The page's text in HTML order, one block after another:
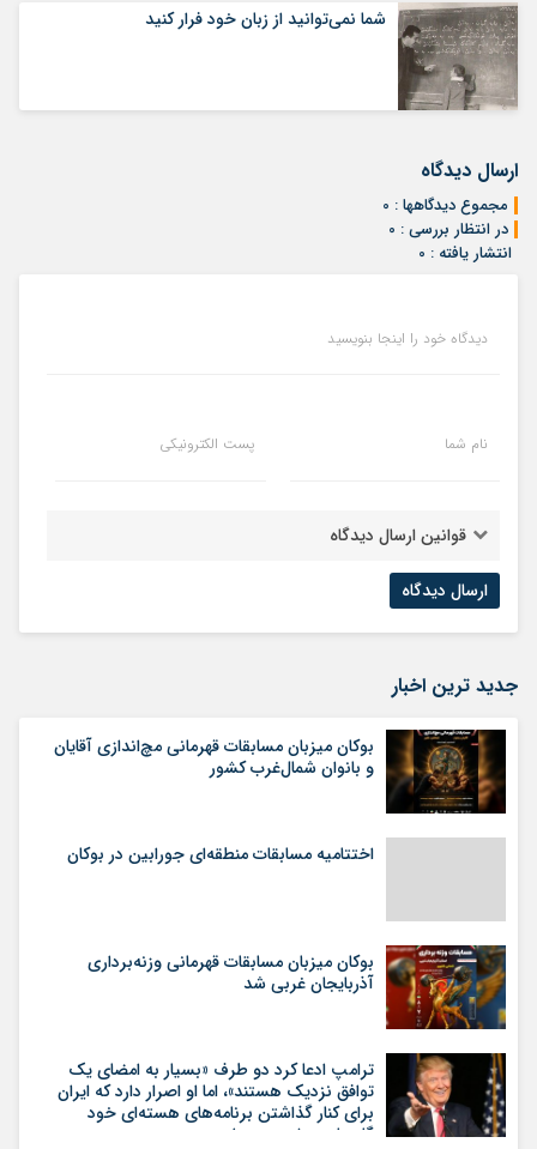
شما نمی‌توانید از زبان خود فرار کنید
ارسال دیدگاه
مجموع دیدگاهها : 0
در انتظار بررسی : 0
انتشار یافته : 0
دیدگاه خود را اینجا بنویسید
نام شما پست الکترونیکی
قوانین ارسال دیدگاه
جدید ترین اخبار
بوکان میزبان مسابقات قهرمانی مچ‌اندازی آقایان
و بانوان شمال‌غرب کشور
اختتامیه مسابقات منطقه‌ای جورابین در بوکان
بوکان میزبان مسابقات قهرمانی وزنه‌برداری
آذربایجان غربی شد
ترامپ ادعا کرد دو طرف «بسیار به امضای یک
توافق نزدیک هستند»، اما او اصرار دارد که ایران
برای کنار گذاشتن برنامه‌های هسته‌ای خود
گام‌های بیشتری بردارد